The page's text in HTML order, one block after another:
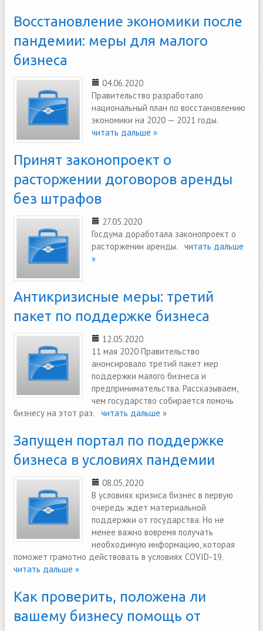
Восстановление экономики после
пандемии: меры для малого
бизнеса
04.06.2020
Правительство разработало
национальный план по восстановлению
экономики на 2020 — 2021 годы.
читать дальше »
Принят законопроект о
расторжении договоров аренды
без штрафов
27.05.2020
Госдума доработала законопроект о
расторжении аренды. читать дальше
»
Антикризисные меры: третий
пакет по поддержке бизнеса
12.05.2020
11 мая 2020 Правительство
анонсировало третий пакет мер
поддержки малого бизнеса и
предпринимательства. Рассказываем,
чем государство собирается помочь
бизнесу на этот раз. читать дальше »
Запущен портал по поддержке
бизнеса в условиях пандемии
08.05.2020
В условиях кризиса бизнес в первую
очередь ждет материальной
поддержки от государства. Но не
менее важно вовремя получать
необходимую информацию, которая
поможет грамотно действовать в условиях COVID-19.
читать дальше »
Как проверить, положена ли
вашему бизнесу помощь от